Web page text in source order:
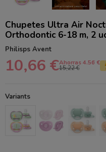
Chupetes Ultra Air
Orthodontic 6-18 m, 2
Philisps Avent
10,66 €Ahorras 4.56 €
15,22 €
Variants